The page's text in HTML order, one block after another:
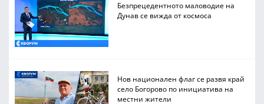
Безпрецедентното маловодие на
Дунав се вижда от космоса
Нов национален флаг се развя край
село Богорово по инициатива на
местни жители